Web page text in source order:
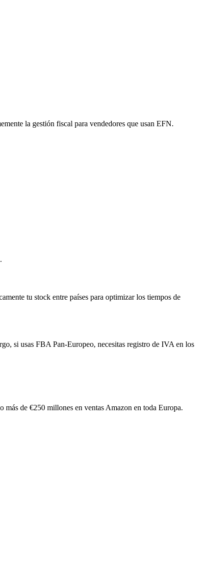
la gestión fiscal para vendedores que usan EFN.
tu stock entre países para optimizar los tiempos de
si usas FBA Pan-Europeo, necesitas registro de IVA en los
de €250 millones en ventas Amazon en toda Europa.